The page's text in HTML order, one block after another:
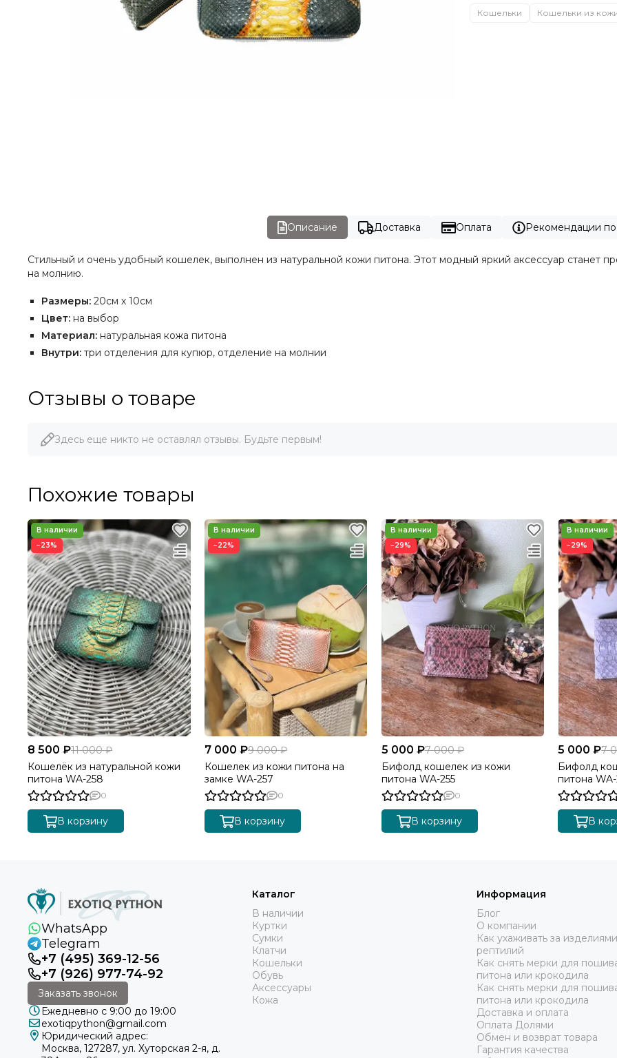
Кошельки Кошельки из
Описание Доставка Оплата Рекомендации по
Стильный и очень удобный кошелек, выполнен из натуральной кожи питона. Этот модный яркий аксессуар станет
на молнию.
Размеры: 20см х 10см
Цвет: на выбор
Материал: натуральная кожа питона
Внутри: три отделения для купюр, отделение на молнии
Отзывы о товаре
Здесь еще никто не оставлял отзывы. Будьте первым!
Похожие товары
−23%
8 500 ₽11 000 ₽
Кошелёк из натуральной кожи
питона WA-258
0
В корзину
−22%
7 000 ₽9 000 ₽
Кошелек из кожи питона на
замке WA-257
0
В корзину
−29%
5 000 ₽7 000 ₽
Бифолд кошелек из кожи
питона WA-255
0
В корзину
−29%
5 000 ₽7
Бифолд
питона WA-
В
WhatsApp
Telegram
+7 (495) 369-12-56
+7 (926) 977-74-92
Заказать звонок
Ежедневно с 9:00 до 19:00
exotiqpython@gmail.com
Юридический адрес:
Москва, 127287, ул. Хуторская 2-я, д.
Каталог
В наличии
Куртки
Сумки
Клатчи
Кошельки
Обувь
Аксессуары
Кожа
Информация
Блог
О компании
Как ухаживать за
рептилий
Как снять мерки для
питона или крокодила
Как снять мерки для
питона или крокодила
Доставка и оплата
Оплата Долями
Обмен и возврат товара
Гарантия качества